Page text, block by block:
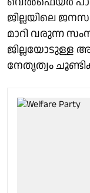
ജില്ലയിലെ
മാറി വരുന്ന
നേതൃത്വം